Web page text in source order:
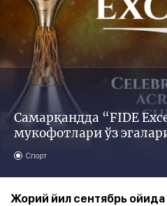
Самарқандда “FIDE
мукофотлари ўз
Спорт
Жорий йил сентябрь